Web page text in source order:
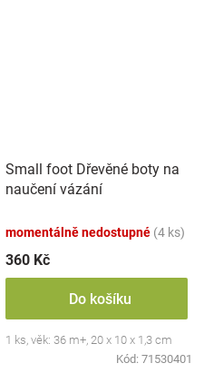
Small foot Dřevěné boty na
naučení vázání
momentálně nedostupné (4 ks)
360 Kč
Do košíku
1 ks, věk: 36 m+, 20 x 10 x 1,3 cm
Kód: 71530401